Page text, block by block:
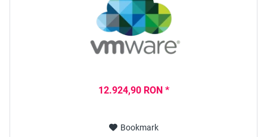
12.924,90 RON *
Bookmark